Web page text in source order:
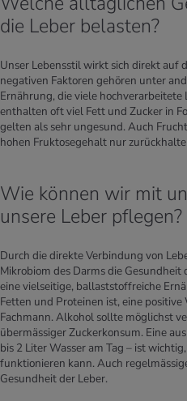
die Leber belasten?
Unser Lebensstil wirkt sich direkt auf
negativen Faktoren gehören unter
Ernährung, die viele
enthalten oft viel Fett und Zucker in
gelten als sehr ungesund. Auch
hohen Fruktosegehalt nur
Wie können wir mit
unsere Leber pflegen?
Durch die direkte Verbindung von
Mikrobiom des Darms die
eine vielseitige, ballaststoffreiche
Fetten und Proteinen ist, eine
Fachmann. Alkohol sollte möglichst
übermässiger Zuckerkonsum. Eine
bis 2 Liter Wasser am Tag – ist
funktionieren kann. Auch
Gesundheit der Leber.